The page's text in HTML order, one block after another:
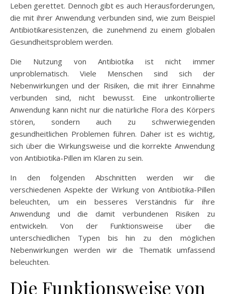
Leben gerettet. Dennoch gibt es auch Herausforderungen,
die mit ihrer Anwendung verbunden sind, wie zum Beispiel
Antibiotikaresistenzen, die zunehmend zu einem globalen
Gesundheitsproblem werden.
Die Nutzung von Antibiotika ist nicht immer
unproblematisch. Viele Menschen sind sich der
Nebenwirkungen und der Risiken, die mit ihrer Einnahme
verbunden sind, nicht bewusst. Eine unkontrollierte
Anwendung kann nicht nur die natürliche Flora des Körpers
stören, sondern auch zu schwerwiegenden
gesundheitlichen Problemen führen. Daher ist es wichtig,
sich über die Wirkungsweise und die korrekte Anwendung
von Antibiotika-Pillen im Klaren zu sein.
In den folgenden Abschnitten werden wir die
verschiedenen Aspekte der Wirkung von Antibiotika-Pillen
beleuchten, um ein besseres Verständnis für ihre
Anwendung und die damit verbundenen Risiken zu
entwickeln. Von der Funktionsweise über die
unterschiedlichen Typen bis hin zu den möglichen
Nebenwirkungen werden wir die Thematik umfassend
beleuchten.
Die Funktionsweise von